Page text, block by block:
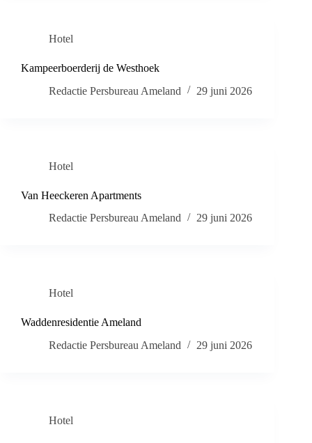
Hotel
Kampeerboerderij de Westhoek
Redactie Persbureau Ameland
29 juni 2026
Hotel
Van Heeckeren Apartments
Redactie Persbureau Ameland
29 juni 2026
Hotel
Waddenresidentie Ameland
Redactie Persbureau Ameland
29 juni 2026
Hotel